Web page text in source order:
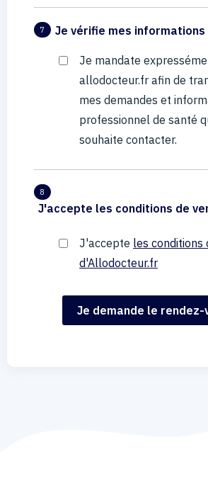
7 Je vérifie mes informations
Je mandate
allodocteur.fr afin de
mes demandes et
professionnel de santé
souhaite contacter.
8
J'accepte les conditions de
J'accepte les conditions
d'Allodocteur.fr